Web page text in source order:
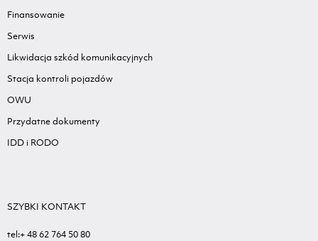
Finansowanie
Serwis
Likwidacja szkód komunikacyjnych
Stacja kontroli pojazdów
OWU
Przydatne dokumenty
IDD i RODO
SZYBKI KONTAKT
tel:+ 48 62 764 50 80